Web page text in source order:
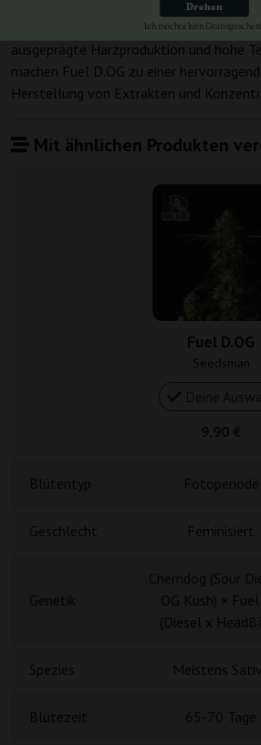
werden und 700-800 g pro Pflanze
auf der Nordhalbkugel Anfang Oktober
ausgeprägte Harzproduktion und hohe
machen Fuel D.OG zu einer
Herstellung von Extrakten und
Mit ähnlichen Produkten
Fuel D.OG
Seedsman
Geschlecht Feminisiert
Spezies Meistens
Drehen
Ich möchte kein